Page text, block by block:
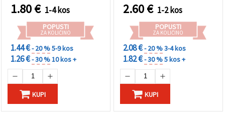
1.80€ 1-4 kos
POPUSTI
ZA KOLIČINO
1.44 €- 20 %5-9 kos
1.26 €- 30 %10 kos +
KUPI
2.60€ 1-2 kos
POPUSTI
ZA KOLIČINO
2.08 €- 20 %3-4 kos
1.82 €- 30 %5 kos +
KUPI